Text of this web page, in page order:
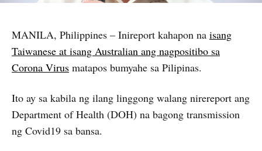
MANILA, Philippines – Inireport kahapon na isang
Taiwanese at isang Australian ang nagpositibo sa
Corona Virus matapos bumyahe sa Pilipinas.
Ito ay sa kabila ng ilang linggong walang nirereport ang
Department of Health (DOH) na bagong transmission
ng Covid19 sa bansa.